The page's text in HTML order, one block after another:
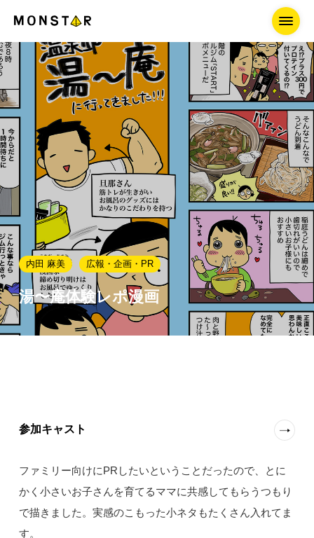
内田 麻美 広報・企画・PR
湯〜庵体験レポ漫画
参加キャスト
ファミリー向けにPRしたいということだったので、とに
かく小さいお子さんを育てるママに共感してもらうつもり
で描きました。実感のこもった小ネタもたくさん入れてま
す。